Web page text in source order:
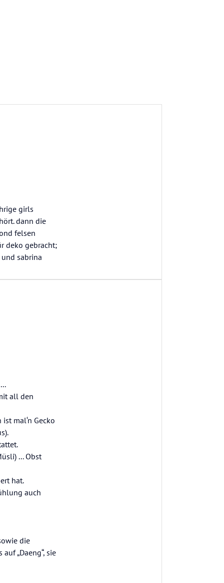
girls
dann die
felsen
deko gebracht;
sabrina
all den
mal‘n Gecko
... Obst
hat.
auch
die
„Daeng“, sie